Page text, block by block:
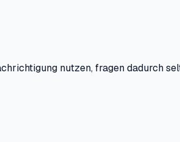
nutzen, fragen dadurch